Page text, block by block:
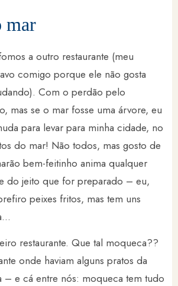
mar
a outro restaurante (meu
comigo porque ele não gosta
Com o perdão pelo
mas se o mar fosse uma árvore, eu
para levar para minha cidade, no
do mar! Não todos, mas gosto de
bem-feitinho anima qualquer
do jeito que for preparado – eu,
peixes fritos, mas tem uns
restaurante. Que tal moqueca??
onde haviam alguns pratos da
– e cá entre nós: moqueca tem tudo